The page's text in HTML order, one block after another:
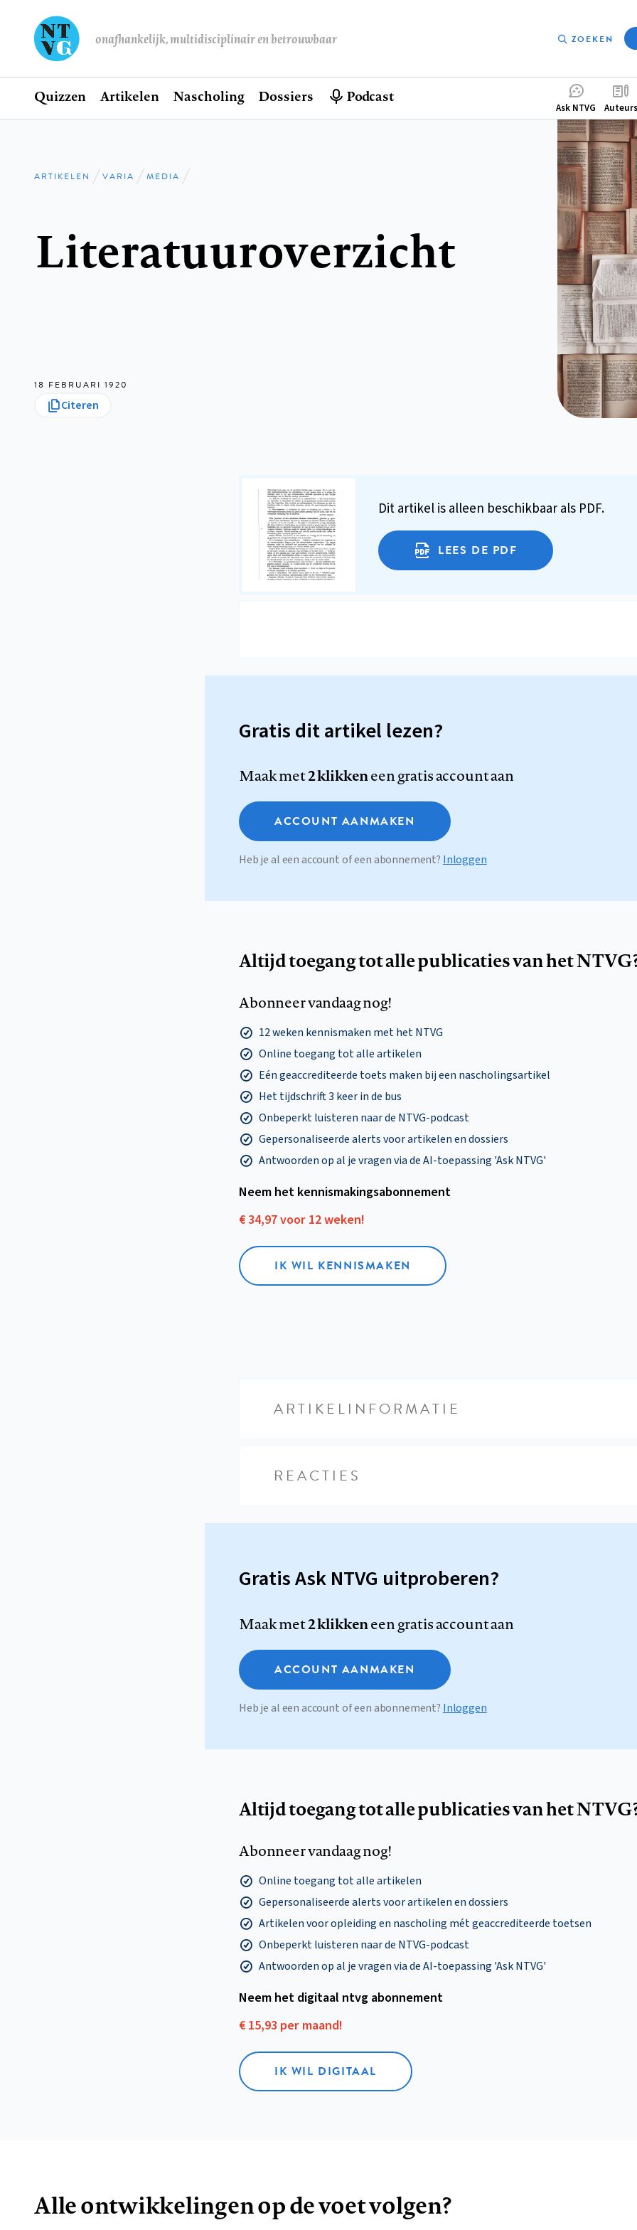
onafhankelijk, multidisciplinair en betrouwbaar ZOEKEN
Hoofdnavigatie
Home
Quizzen Artikelen Nascholing Dossiers Podcast
menu
Ask NTVG Auteurs
Kruimelpad
ARTIKELEN VARIA MEDIA
Literatuuroverzicht
18 FEBRUARI 1920
Citeren
Dit artikel is alleen beschikbaar als PDF.
LEES DE PDF
Gratis dit artikel lezen?
Maak met2 klikkeneen gratis account aan
ACCOUNT AANMAKEN
Heb je al een account of een abonnement? Inloggen
Altijd toegang tot alle publicaties van het
Abonneer vandaag nog!
12 weken kennismaken met het NTVG
Online toegang tot alle artikelen
Eén geaccrediteerde toets maken bij een nascholingsartikel
Het tijdschrift 3 keer in de bus
Onbeperkt luisteren naar de NTVG-podcast
Gepersonaliseerde alerts voor artikelen en dossiers
Antwoorden op al je vragen via de AI-toepassing 'Ask NTVG'
Neem het kennismakings­abonnement
€ 34,97 voor 12 weken!
IK WIL KENNISMAKEN
ARTIKELINFORMATIE
REACTIES
Gratis Ask NTVG uitproberen?
Maak met2 klikkeneen gratis account aan
ACCOUNT AANMAKEN
Heb je al een account of een abonnement? Inloggen
Altijd toegang tot alle publicaties van het
Abonneer vandaag nog!
Online toegang tot alle artikelen
Gepersonaliseerde alerts voor artikelen en dossiers
Artikelen voor opleiding en nascholing mét geaccrediteerde toetsen
Onbeperkt luisteren naar de NTVG-podcast
Antwoorden op al je vragen via de AI-toepassing 'Ask NTVG'
Neem het digitaal ntvg abonnement
€ 15,93 per maand!
IK WIL DIGITAAL
Alle ontwikkelingen op de voet volgen?